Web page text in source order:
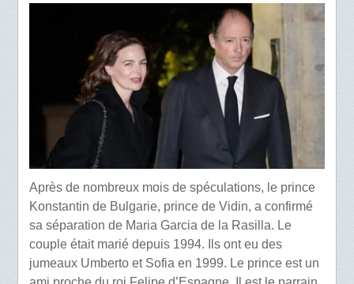
Après de nombreux mois de spéculations, le prince
Konstantin de Bulgarie, prince de Vidin, a confirmé
sa séparation de Maria Garcia de la Rasilla. Le
couple était marié depuis 1994. Ils ont eu des
jumeaux Umberto et Sofia en 1999. Le prince est un